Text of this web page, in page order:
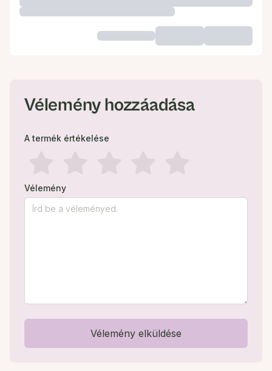
Vélemény hozzáadása
A termék értékelése
Vélemény
Vélemény elküldése